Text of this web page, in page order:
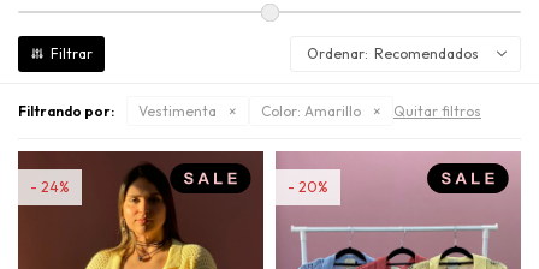
Recomendados
Filtrando por: Vestimenta Color: Amarillo Quitar filtros
24 20